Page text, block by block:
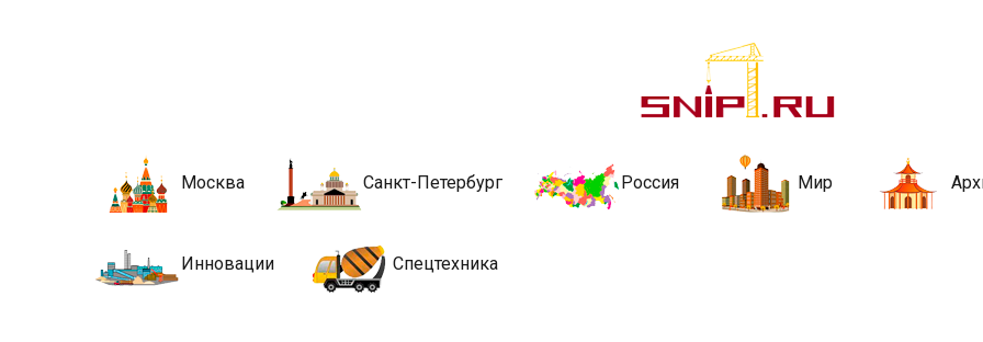
Новости строительства и
стройкой рубрики
Москва Санкт-Петербург Россия Мир
Инновации Спецтехника